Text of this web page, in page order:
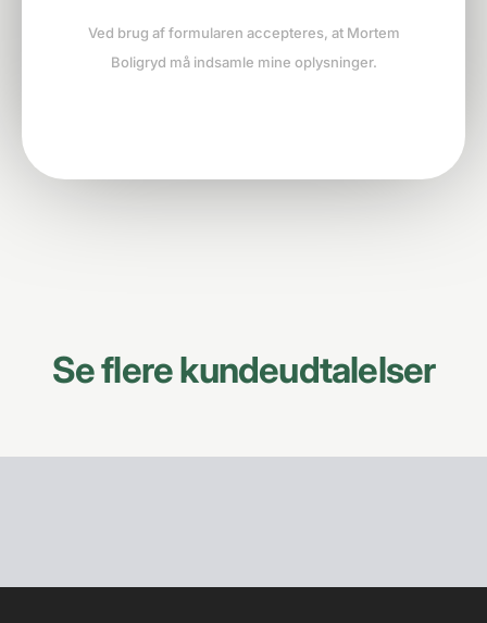
Ved brug af formularen accepteres, at Mortem
Boligryd må indsamle mine oplysninger.
Se flere kundeudtalelser